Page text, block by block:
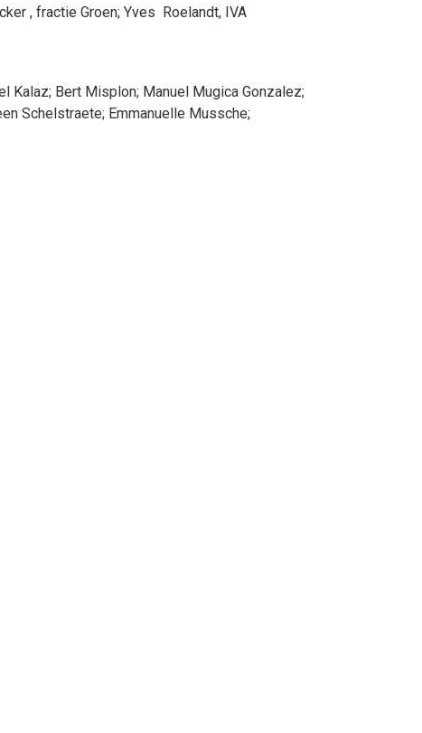
, fractie Groen; Yves Roelandt, IVA
Kalaz; Bert Misplon; Manuel Mugica Gonzalez;
Schelstraete; Emmanuelle Mussche;